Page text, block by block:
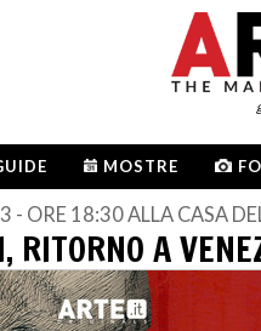
MOSTRE
ORE 18:30 ALLA CASA
RITORNO A